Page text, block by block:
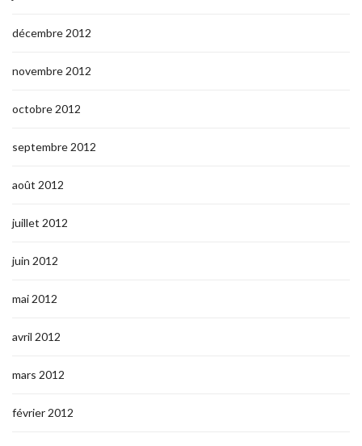
décembre 2012
novembre 2012
octobre 2012
septembre 2012
août 2012
juillet 2012
juin 2012
mai 2012
avril 2012
mars 2012
février 2012